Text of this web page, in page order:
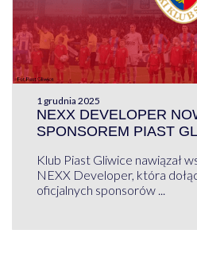
1 grudnia 2025
NEXX DEVELOPER
SPONSOREM PIAST
Klub Piast Gliwice nawiązał
NEXX Developer, która
oficjalnych sponsorów ...